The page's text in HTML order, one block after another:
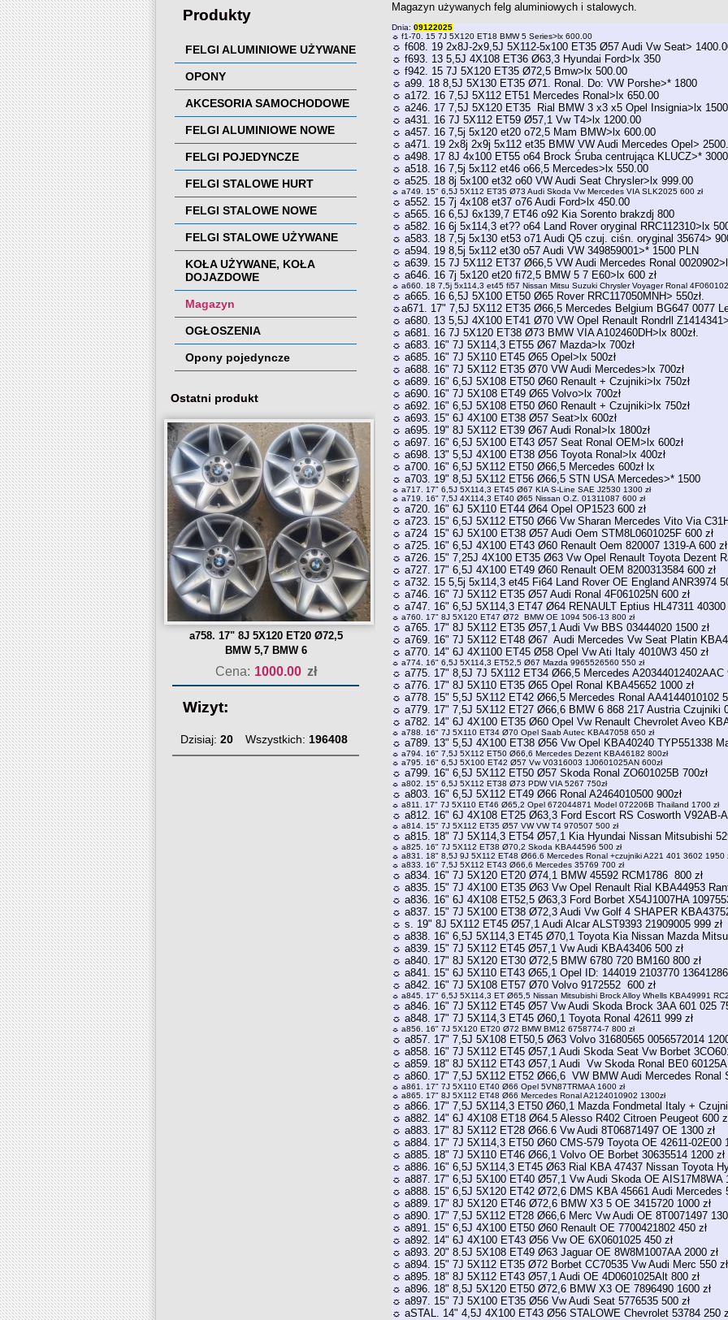
Produkty
FELGI ALUMINIOWE UŻYWANE
OPONY
AKCESORIA SAMOCHODOWE
FELGI ALUMINIOWE NOWE
FELGI POJEDYNCZE
FELGI STALOWE HURT
FELGI STALOWE NOWE
FELGI STALOWE UŻYWANE
KOŁA UŻYWANE, KOŁA
DOJAZDOWE
Magazyn
OGŁOSZENIA
Opony pojedyncze
Ostatni produkt
a758. 17" 8J 5X120 ET20 Ø72,5
BMW 5,7 BMW 6
Cena: 1000.00 zł
Wizyt:
Dzisiaj: 20 Wszystkich: 196408
Magazyn używanych felg aluminiowych i stalowych.
Dnia:09122025
☼ f1-70. 15 7J 5X120 ET18 BMW 5 Series>lx 600.00
☼ f608. 19 2x8J-2x9,5J 5X112-5x100 ET35 Ø57 Audi Vw Seat>
☼ f693. 13 5,5J 4X108 ET36 Ø63,3 Hyundai Ford>lx 350
☼ f942. 15 7J 5X120 ET35 Ø72,5 Bmw>lx 500.00
☼ a99. 18 8,5J 5X130 ET35 Ø71. Ronal. Do: VW Porshe>* 1800
☼ a172. 16 7,5J 5X112 ET51 Mercedes Ronal>lx 650.00
☼ a246. 17 7,5J 5X120 ET35 Rial BMW 3 x3 x5 Opel Insignia>lx 1500
☼ a431. 16 7J 5X112 ET59 Ø57,1 Vw T4>lx 1200.00
☼ a457. 16 7,5j 5x120 et20 o72,5 Mam BMW>lx 600.00
☼ a471. 19 2x8j 2x9j 5x112 et35 BMW VW Audi Mercedes Opel>
☼ a498. 17 8J 4x100 ET55 o64 Brock Śruba centrująca KLUCZ>* 3000
☼ a518. 16 7,5j 5x112 et46 o66,5 Mercedes>lx 550.00
☼ a525. 18 8j 5x100 et32 o60 VW Audi Seat Chrysler>lx 999.00
☼ a749. 15" 6,5J 5X112 ET35 Ø73 Audi Skoda Vw Mercedes VIA SLK2025 600 zł
☼ a552. 15 7j 4x108 et37 o76 Audi Ford>lx 450.00
☼ a565. 16 6,5J 6x139,7 ET46 o92 Kia Sorento brakzdj 800
☼ a582. 16 6j 5x114,3 et?? o64 Land Rover oryginal RRC112310>lx
☼ a583. 18 7,5j 5x130 et53 o71 Audi Q5 czuj. ciśn. oryginal 35674>
☼ a594. 19 8,5j 5x112 et30 o57 Audi VW 349859001>* 1500 PLN
☼ a639. 15 7J 5X112 ET37 Ø66,5 VW Audi Mercedes Ronal
☼ a646. 16 7j 5x120 et20 fi72,5 BMW 5 7 E60>lx 600 zł
☼ a660. 18 7,5j 5x114,3 et45 fi57 Nissan Mitsu Suzuki Chrysler Voyager Ronal
☼ a665. 16 6,5J 5X100 ET50 Ø65 Rover RRC117050MNH> 550zł.
☼a671. 17" 7,5J 5X112 ET35 Ø66,5 Mercedes Belgium BG647 0077
☼ a680. 13 5,5J 4X100 ET41 Ø70 VW Opel Renault Rondrll
☼ a681. 16 7J 5X120 ET38 Ø73 BMW VIA A102460DH>lx 800zł.
☼ a683. 16" 7J 5X114,3 ET55 Ø67 Mazda>lx 700zł
☼ a685. 16" 7J 5X110 ET45 Ø65 Opel>lx 500zł
☼ a688. 16" 7J 5X112 ET35 Ø70 VW Audi Mercedes>lx 700zł
☼ a689. 16" 6,5J 5X108 ET50 Ø60 Renault + Czujniki>lx 750zł
☼ a690. 16" 7J 5X108 ET49 Ø65 Volvo>lx 700zł
☼ a692. 16" 6,5J 5X108 ET50 Ø60 Renault + Czujniki>lx 750zł
☼ a693. 15" 6J 4X100 ET38 Ø57 Seat>lx 600zł
☼ a695. 19" 8J 5X112 ET39 Ø67 Audi Ronal>lx 1800zł
☼ a697. 16" 6,5J 5X100 ET43 Ø57 Seat Ronal OEM>lx 600zł
☼ a698. 13" 5,5J 4X100 ET38 Ø56 Toyota Ronal>lx 400zł
☼ a700. 16" 6,5J 5X112 ET50 Ø66,5 Mercedes 600zł lx
☼ a703. 19" 8,5J 5X112 ET56 Ø66,5 STN USA Mercedes>* 1500
☼ a717. 17" 6,5J 5X114,3 ET45 Ø67 KIA S-Line SAE J2530 1300 zł
☼ a719. 16" 7,5J 4X114,3 ET40 Ø65 Nissan O.Z. 01311087 600 zł
☼ a720. 16" 6J 5X110 ET44 Ø64 Opel OP1523 600 zł
☼ a723. 15" 6,5J 5X112 ET50 Ø66 Vw Sharan Mercedes Vito Via
☼ a724 15" 6J 5X100 ET38 Ø57 Audi Oem STM8L0601025F 600 zł
☼ a725. 16" 6,5J 4X100 ET43 Ø60 Renault Oem 820007 1319-A 600 zł
☼ a726. 15" 7,25J 4X100 ET35 Ø63 Vw Opel Renault Toyota Dezent
☼ a727. 17" 6,5J 4X100 ET49 Ø60 Renault OEM 8200313584 600 zł
☼ a732. 15 5,5j 5x114,3 et45 Fi64 Land Rover OE England ANR3974
☼ a746. 16" 7J 5X112 ET35 Ø57 Audi Ronal 4F061025N 600 zł
☼ a747. 16" 6,5J 5X114,3 ET47 Ø64 RENAULT Eptius HL47311 40300
☼ a760. 17" 8J 5X120 ET47 Ø72 BMW OE 1094 506-13 800 zł
☼ a765. 17" 8J 5X112 ET35 Ø57,1 Audi Vw BBS 03444020 1500 zł
☼ a769. 16" 7J 5X112 ET48 Ø67 Audi Mercedes Vw Seat Platin
☼ a770. 14" 6J 4X1100 ET45 Ø58 Opel Vw Ati Italy 4010W3 450 zł
☼ a774. 16" 6,5J 5X114,3 ET52,5 Ø67 Mazda 9965526560 550 zł
☼ a775. 17" 8,5J 7J 5X112 ET34 Ø66,5 Mercedes A20344012402AAC
☼ a776. 17" 8J 5X110 ET35 Ø65 Opel Ronal KBA45652 1000 zł
☼ a778. 15" 5,5J 5X112 ET42 Ø66,5 Mercedes Ronal AA4144010102
☼ a779. 17" 7,5J 5X112 ET27 Ø66,6 BMW 6 868 217 Austria Czujniki
☼ a782. 14" 6J 4X100 ET35 Ø60 Opel Vw Renault Chevrolet Aveo
☼ a788. 16" 7J 5X110 ET34 Ø70 Opel Saab Autec KBA47058 650 zł
☼ a789. 13" 5,5J 4X100 ET38 Ø56 Vw Opel KBA40240 TYP551338
☼ a794. 16" 7,5J 5X112 ET50 Ø66,6 Mercedes Dezent KBA46182 800zł
☼ a795. 16" 6,5J 5X100 ET42 Ø57 Vw V0316003 1J0601025AN 600zł
☼ a799. 16" 6,5J 5X112 ET50 Ø57 Skoda Ronal ZO601025B 700zł
☼ a802. 15" 6,5J 5X112 ET38 Ø73 PDW VIA 5267 750zł
☼ a803. 16" 6,5J 5X112 ET49 Ø66 Ronal A2464010500 900zł
☼ a811. 17" 7J 5X110 ET46 Ø65,2 Opel 672044871 Model 072206B Thailand 1700 zł
☼ a812. 16" 6J 4X108 ET25 Ø63,3 Ford Escort RS Cosworth V92AB-
☼ a814. 15" 7J 5X112 ET35 Ø57 VW VW T4 970507 500 zł
☼ a815. 18" 7J 5X114,3 ET54 Ø57,1 Kia Hyundai Nissan Mitsubishi
☼ a825. 16" 7J 5X112 ET38 Ø70,2 Skoda KBA44596 500 zł
☼ a831. 18" 8,5J 9J 5X112 ET48 Ø66.6 Mercedes Ronal +czujniki A221 401 3602 1950
☼ a833. 16" 7,5J 5X112 ET43 Ø66,6 Mercedes 35769 700 zł
☼ a834. 16" 7J 5X120 ET20 Ø74,1 BMW 45592 RCM1786 800 zł
☼ a835. 15" 7J 4X100 ET35 Ø63 Vw Opel Renault Rial KBA44953
☼ a836. 16" 6J 4X108 ET52,5 Ø63,3 Ford Borbet X54J1007HA
☼ a837. 15" 7J 5X100 ET38 Ø72,3 Audi Vw Golf 4 SHAPER
☼ s. 19" 8J 5X112 ET45 Ø57,1 Audi Alcar ALST9393 21909005 999 zł
☼ a838. 16" 6,5J 5X114,3 ET45 Ø70,1 Toyota Kia Nissan Mazda
☼ a839. 15" 7J 5X112 ET45 Ø57,1 Vw Audi KBA43406 500 zł
☼ a840. 17" 8J 5X120 ET30 Ø72,5 BMW 6780 720 BM160 800 zł
☼ a841. 15" 6J 5X110 ET43 Ø65,1 Opel ID: 144019 2103770 13641286
☼ a842. 16" 7J 5X108 ET57 Ø70 Volvo 9172552 600 zł
☼ a845. 17" 6,5J 5X114,3 ET Ø65,5 Nissan Mitsubishi Brock Alloy Whells KBA49991
☼ a846. 16" 7J 5X112 ET45 Ø57 Vw Audi Skoda Brock 3AA 601 025
☼ a848. 17" 7J 5X114,3 ET45 Ø60,1 Toyota Ronal 42611 999 zł
☼ a856. 16" 7J 5X120 ET20 Ø72 BMW BM12 6758774-7 800 zł
☼ a857. 17" 7,5J 5X108 ET50,5 Ø63 Volvo 31680565 0056572014
☼ a858. 16" 7J 5X112 ET45 Ø57,1 Audi Skoda Seat Vw Borbet
☼ a859. 18" 8J 5X112 ET43 Ø57,1 Audi Vw Skoda Ronal BE0
☼ a860. 17" 7,5J 5X112 ET52 Ø66,6 VW BMW Audi Mercedes Ronal
☼ a861. 17" 7J 5X110 ET40 Ø66 Opel 5VN87TRMAA 1600 zł
☼ a865. 17" 8J 5X112 ET48 Ø66 Mercedes Ronal A2124010902 1300zł
☼ a866. 17" 7,5J 5X114,3 ET50 Ø60,1 Mazda Fondmetal Italy +
☼ a882. 14" 6J 4X108 ET18 Ø64.5 Alesso R402 Citroen Peugeot 600
☼ a883. 17" 8J 5X112 ET28 Ø66.6 Vw Audi 8T06871497 OE 1300 zł
☼ a884. 17" 7J 5X114,3 ET50 Ø60 CMS-579 Toyota OE 42611-02E00
☼ a885. 18" 7J 5X110 ET46 Ø66,1 Volvo OE Borbet 30635514 1200 zł
☼ a886. 16" 6,5J 5X114,3 ET45 Ø63 Rial KBA 47437 Nissan Toyota
☼ a887. 17" 6,5J 5X100 ET40 Ø57,1 Vw Audi Skoda OE AIS17M8WA
☼ a888. 15" 6,5J 5X120 ET42 Ø72,6 DMS KBA 45661 Audi Mercedes
☼ a889. 17" 8J 5X120 ET46 Ø72,6 BMW X3 5 OE 3415720 1000 zł
☼ a890. 17" 7,5J 5X112 ET28 Ø66,6 Merc Vw Audi OE 8T0071497
☼ a891. 15" 6,5J 4X100 ET50 Ø60 Renault OE 7700421802 450 zł
☼ a892. 14" 6J 4X100 ET43 Ø56 Vw OE 6X0601025 450 zł
☼ a893. 20" 8.5J 5X108 ET49 Ø63 Jaguar OE 8W8M1007AA 2000 zł
☼ a894. 15" 7J 5X112 ET35 Ø72 Borbet CC70535 Vw Audi Merc 550 zł
☼ a895. 18" 8J 5X112 ET43 Ø57,1 Audi OE 4D0601025Alt 800 zł
☼ a896. 18" 8,5J 5X120 ET50 Ø72,6 BMW X3 OE 7896490 1600 zł
☼ a897. 15" 7J 5X100 ET35 Ø56 Vw Audi Seat 5776535 500 zł
☼ aSTAL. 14" 4,5J 4X100 ET43 Ø56 STALOWE Chevrolet 53784 250